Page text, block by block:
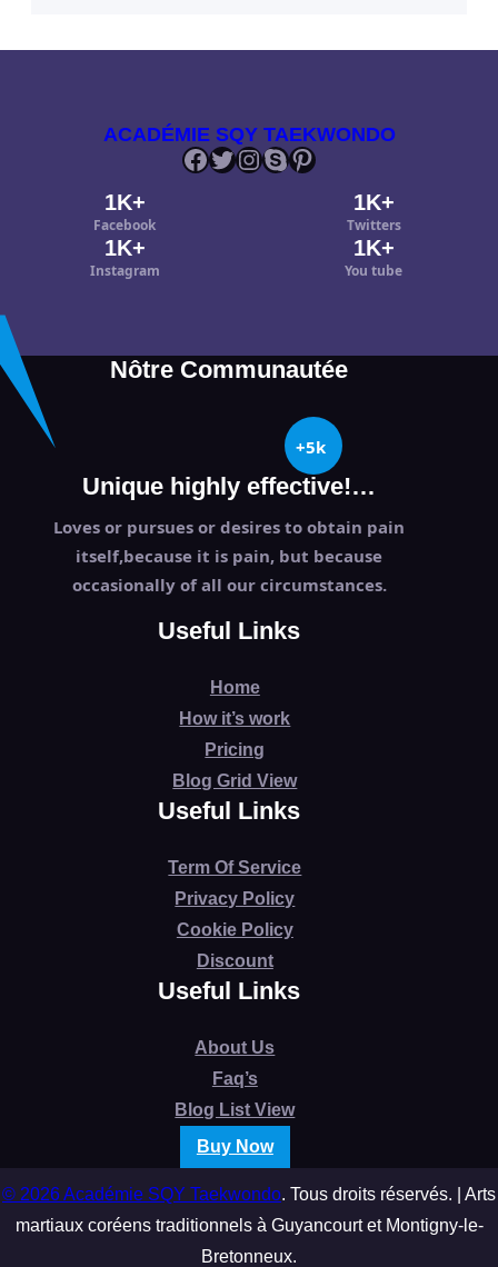
ACADÉMIE SQY TAEKWONDO
Facebook Twitter InstagramSkype Pinterest
1K+
Facebook
1K+
Twitters
1K+
Instagram
1K+
You tube
Nôtre Communautée
+5k
Unique highly effective!…
Loves or pursues or desires to obtain pain
itself,because it is pain, but because
occasionally of all our circumstances.
Useful Links
Home
How it’s work
Pricing
Blog Grid View
Useful Links
Term Of Service
Privacy Policy
Cookie Policy
Discount
Useful Links
About Us
Faq’s
Blog List View
Buy Now
© 2026 Académie SQY Taekwondo. Tous droits réservés. | Arts
martiaux coréens traditionnels à Guyancourt et Montigny-le-
Bretonneux.